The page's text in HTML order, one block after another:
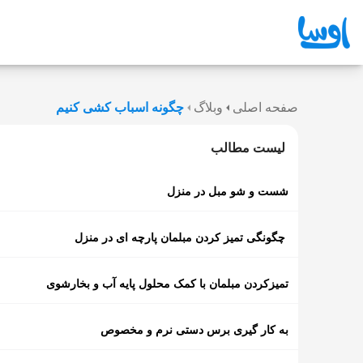
صفحه اصلی وبلاگ چگونه اسباب کشی کنیم
لیست مطالب
شست و شو مبل در منزل
چگونگی تمیز کردن مبلمان پارچه ای در منزل
تمیزکردن مبلمان با کمک محلول پایه آب و بخارشوی
به کار گیری برس دستی نرم و مخصوص